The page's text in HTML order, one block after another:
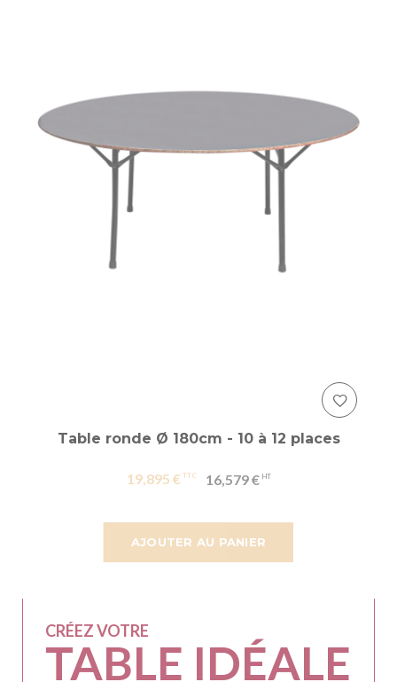
AJOUTER AU PANIER
Table ronde Ø 180cm - 10 à 12 places
19,895 € 16,579 €
CRÉEZ VOTRE
TABLE IDÉALE